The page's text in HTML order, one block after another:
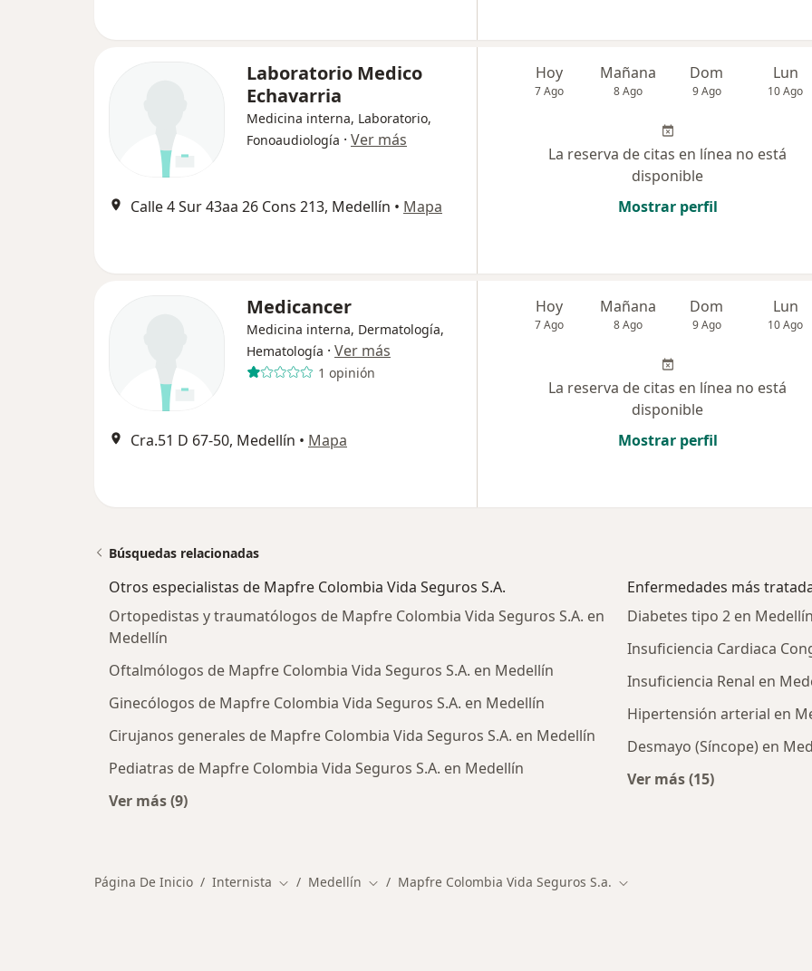
Laboratorio Medico
Echavarria
Medicina interna, Laboratorio,
Fonoaudiología · Ver más
Calle 4 Sur 43aa 26 Cons 213, Medellín • Mapa
Hoy
7 Ago
Mañana
8 Ago
Dom
9 Ago
Lun
10 Ago
La reserva de citas en línea no está
disponible
Mostrar perfil
Medicancer
Medicina interna, Dermatología,
Hematología · Ver más
1 opinión
Cra.51 D 67-50, Medellín • Mapa
Hoy
7 Ago
Mañana
8 Ago
Dom
9 Ago
Lun
10 Ago
La reserva de citas en línea no está
disponible
Mostrar perfil
Búsquedas relacionadas
Otros especialistas de Mapfre Colombia Vida Seguros S.A.
Ortopedistas y traumatólogos de Mapfre Colombia Vida Seguros S.A. en
Medellín
Oftalmólogos de Mapfre Colombia Vida Seguros S.A. en Medellín
Ginecólogos de Mapfre Colombia Vida Seguros S.A. en Medellín
Cirujanos generales de Mapfre Colombia Vida Seguros S.A. en Medellín
Pediatras de Mapfre Colombia Vida Seguros S.A. en Medellín
Ver más (9)
Enfermedades más
Diabetes tipo 2 en Medellín
Insuficiencia Cardiaca
Insuficiencia Renal en
Hipertensión arterial en
Desmayo (Síncope) en
Ver más (15)
Página De Inicio Internista Cambiar de ciudad
Medellín Cambiar de ciudad
Mapfre Colombia Vida Seguros S.a. Cambiar de ciudad